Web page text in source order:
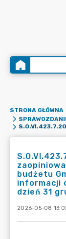
STRONA GŁÓWNA
budżetu
informacji
dzień 31
2026-05-08